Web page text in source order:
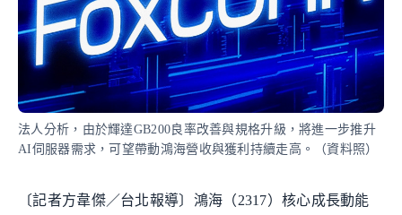
法人分析，由於輝達GB200良率改善與規格升級，將進一步推升
AI伺服器需求，可望帶動鴻海營收與獲利持續走高。（資料照）
〔記者方韋傑／台北報導〕鴻海（2317）核心成長動能